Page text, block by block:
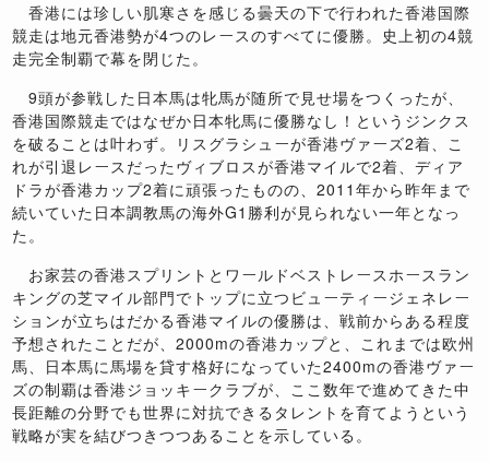
香港には珍しい肌寒さを感じる曇天の下で行われた香港国際
競走は地元香港勢が4つのレースのすべてに優勝。史上初の4競
走完全制覇で幕を閉じた。
9頭が参戦した日本馬は牝馬が随所で見せ場をつくったが、
香港国際競走ではなぜか日本牝馬に優勝なし！というジンクス
を破ることは叶わず。リスグラシューが香港ヴァーズ2着、こ
れが引退レースだったヴィブロスが香港マイルで2着、ディア
ドラが香港カップ2着に頑張ったものの、2011年から昨年まで
続いていた日本調教馬の海外G1 勝利が見られない一年となっ
た。
お家芸の香港スプリントとワールドベストレースホースラン
キングの芝マイル部門でトップに立つビューティージェネレー
ションが立ちはだかる香港マイルの優勝は、戦前からある程度
予想されたことだが、2000mの香港カップと、これまでは欧州
馬、日本馬に馬場を貸す格好になっていた2400mの香港ヴァー
ズの制覇は香港ジョッキークラブが、ここ数年で進めてきた中
長距離の分野でも世界に対抗できるタレントを育てようという
戦略が実を結びつきつつあることを示している。